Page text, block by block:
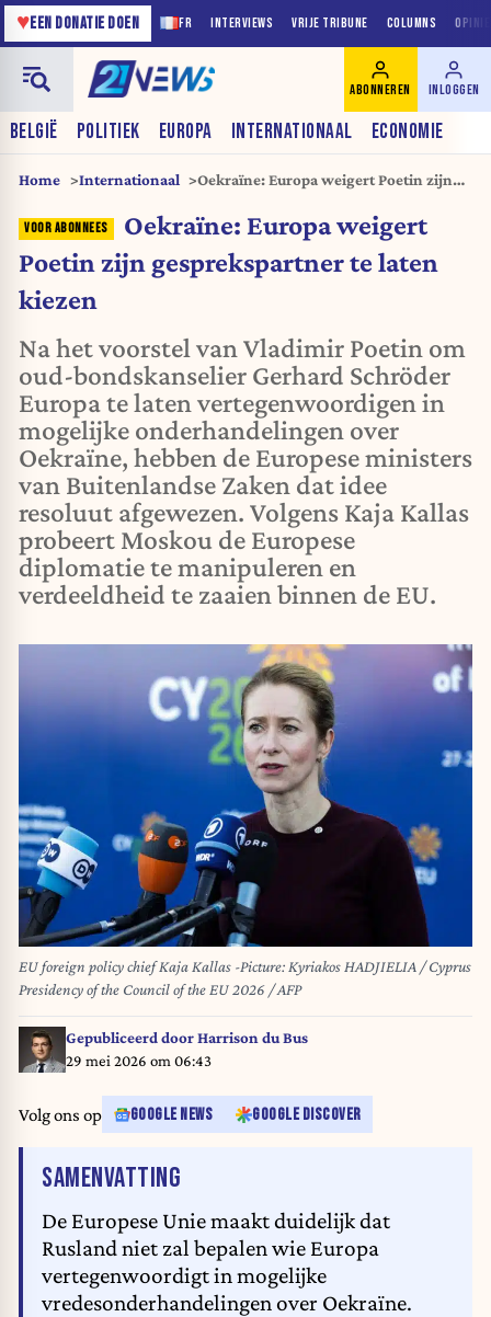
FR INTERVIEWS VRIJE TRIBUNE COLUMNS
♥EEN DONATIE DOEN
BELGIË POLITIEK EUROPA INTERNATIONAAL ECONOMIE
ABONNEREN INLOGGEN
Home Internationaal
Oekraïne: Europa weigert Poetin zijn
Oekraïne: Europa weigert
Poetin zijn gesprekspartner te laten
kiezen
Na het voorstel van Vladimir Poetin om
oud-bondskanselier Gerhard Schröder
Europa te laten vertegenwoordigen in
mogelijke onderhandelingen over
Oekraïne, hebben de Europese ministers
van Buitenlandse Zaken dat idee
resoluut afgewezen. Volgens Kaja Kallas
probeert Moskou de Europese
diplomatie te manipuleren en
verdeeldheid te zaaien binnen de EU.
EU foreign policy chief Kaja Kallas -Picture: Kyriakos HADJIELIA / Cyprus
Presidency of the Council of the EU 2026 / AFP
Gepubliceerd doorHarrison du Bus
29 mei 2026 om 06:43
Volg ons op GOOGLE NEWS GOOGLE DISCOVER
SAMENVATTING
De Europese Unie maakt duidelijk dat
Rusland niet zal bepalen wie Europa
vertegenwoordigt in mogelijke
vredesonderhandelingen over Oekraïne.